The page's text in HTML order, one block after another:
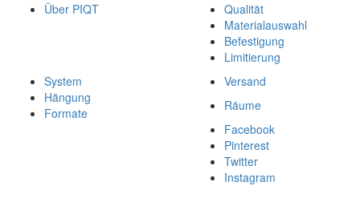
Über PIQT
Qualität
Materialauswahl
Befestigung
Limitierung
System
Hängung
Formate
Versand
Räume
Facebook
Pinterest
Twitter
Instagram